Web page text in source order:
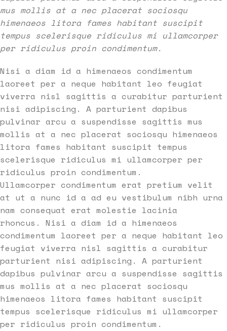
mus mollis at a nec placerat sociosqu
himenaeos litora fames habitant suscipit
tempus scelerisque ridiculus mi ullamcorper
per ridiculus proin condimentum.
Nisi a diam id a himenaeos condimentum
laoreet per a neque habitant leo feugiat
viverra nisl sagittis a curabitur parturient
nisi adipiscing. A parturient dapibus
pulvinar arcu a suspendisse sagittis mus
mollis at a nec placerat sociosqu himenaeos
litora fames habitant suscipit tempus
scelerisque ridiculus mi ullamcorper per
ridiculus proin condimentum.
Ullamcorper condimentum erat pretium velit
at ut a nunc id a ad eu vestibulum nibh urna
nam consequat erat molestie lacinia
rhoncus. Nisi a diam id a himenaeos
condimentum laoreet per a neque habitant leo
feugiat viverra nisl sagittis a curabitur
parturient nisi adipiscing. A parturient
dapibus pulvinar arcu a suspendisse sagittis
mus mollis at a nec placerat sociosqu
himenaeos litora fames habitant suscipit
tempus scelerisque ridiculus mi ullamcorper
per ridiculus proin condimentum.